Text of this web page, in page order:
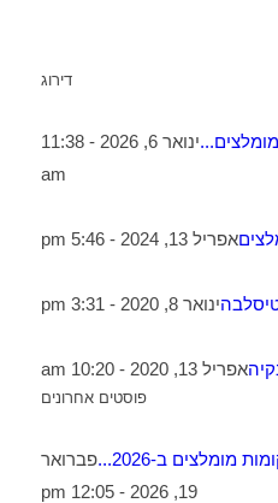
דירוג
ינואר 6, 2026 - 11:38
am
אפריל 13, 2024 - 5:46 pm
ינואר 8, 2020 - 3:31 pm
אפריל 13, 2020 - 10:20 am
פוסטים אחרונים
פברואר
19, 2026 - 12:05 pm